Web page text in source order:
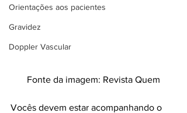
Orientações aos pacientes
Gravidez
Doppler Vascular
Fonte da imagem: Revista Quem
Vocês devem estar acompanhando o